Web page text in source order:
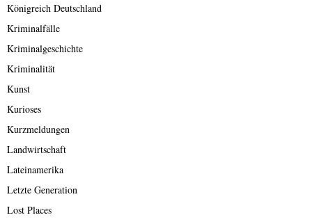
Königreich Deutschland
Kriminalfälle
Kriminalgeschichte
Kriminalität
Kunst
Kurioses
Kurzmeldungen
Landwirtschaft
Lateinamerika
Letzte Generation
Lost Places